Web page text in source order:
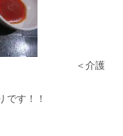
介護
です！！